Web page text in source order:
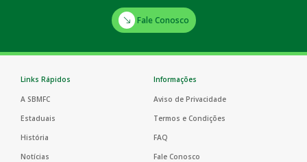
Fale Conosco
Links Rápidos
A SBMFC
Estaduais
História
Notícias
Informações
Aviso de Privacidade
Termos e Condições
FAQ
Fale Conosco